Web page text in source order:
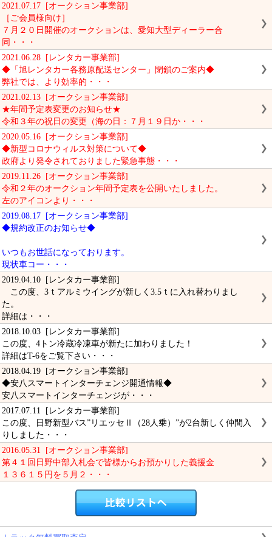
2021.07.17 [オークション事業部]
［ご会員様向け］
７月２０日開催のオークションは、愛知大型ディーラー合
同・・・
2021.06.28 [レンタカー事業部]
◆「旭レンタカー各務原配送センター」閉鎖のご案内◆
弊社では、より効率的・・・
2021.02.13 [オークション事業部]
★年間予定表変更のお知らせ★
令和３年の祝日の変更（海の日：７月１９日か・・・
2020.05.16 [オークション事業部]
◆新型コロナウィルス対策について◆
政府より発令されておりました緊急事態・・・
2019.11.26 [オークション事業部]
令和２年のオークション年間予定表を公開いたしました。
左のアイコンより・・・
2019.08.17 [オークション事業部]
◆規約改正のお知らせ◆
いつもお世話になっております。
現状車コー・・・
2019.04.10 [レンタカー事業部]
この度、3ｔアルミウイングが新しく3.5ｔに入れ替わりまし
た。
詳細は・・・
2018.10.03 [レンタカー事業部]
この度、4トン冷蔵冷凍車が新たに加わりました！
詳細はT-6をご覧下さい・・・
2018.04.19 [オークション事業部]
◆安八スマートインターチェンジ開通情報◆
安八スマートインターチェンジが・・・
2017.07.11 [レンタカー事業部]
この度、日野新型バス”リエッセⅡ（28人乗）”が2台新しく仲間入
りしました・・・
2016.05.31 [オークション事業部]
第４１回日野中部入札会で皆様からお預かりした義援金
１３６１５円を５月２・・・